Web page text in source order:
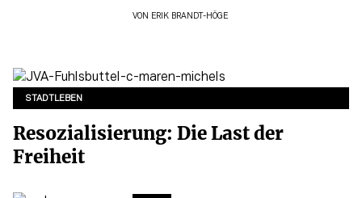
VON ERIK BRANDT-HÖGE
STADTLEBEN
Resozialisierung: Die Last der
Freiheit